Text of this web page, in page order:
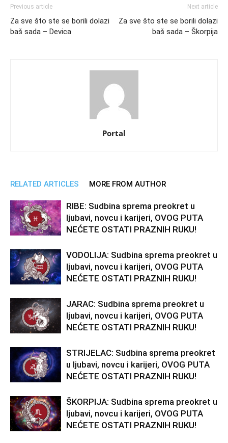
Previous article
Za sve što ste se borili dolazi
baš sada – Devica
Next article
Za sve što ste se borili dolazi
baš sada – Škorpija
Portal
RELATED ARTICLES MORE FROM AUTHOR
RIBE: Sudbina sprema preokret u
ljubavi, novcu i karijeri, OVOG PUTA
NEĆETE OSTATI PRAZNIH RUKU!
VODOLIJA: Sudbina sprema preokret u
ljubavi, novcu i karijeri, OVOG PUTA
NEĆETE OSTATI PRAZNIH RUKU!
JARAC: Sudbina sprema preokret u
ljubavi, novcu i karijeri, OVOG PUTA
NEĆETE OSTATI PRAZNIH RUKU!
STRIJELAC: Sudbina sprema preokret
u ljubavi, novcu i karijeri, OVOG PUTA
NEĆETE OSTATI PRAZNIH RUKU!
ŠKORPIJA: Sudbina sprema preokret u
ljubavi, novcu i karijeri, OVOG PUTA
NEĆETE OSTATI PRAZNIH RUKU!